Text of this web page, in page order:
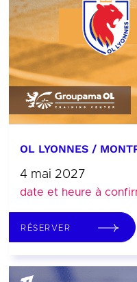
OL LYONNES /
4 mai 2027
date et heure à
RÉSERVER